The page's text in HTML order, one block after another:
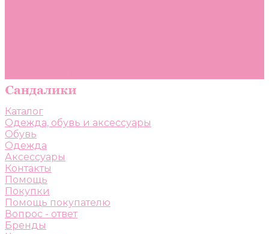
Каталог
Одежда, обувь и аксессуары
Обувь
Одежда
Аксессуары
Контакты
Помощь
Покупки
Помощь покупателю
Вопрос - ответ
Бренды